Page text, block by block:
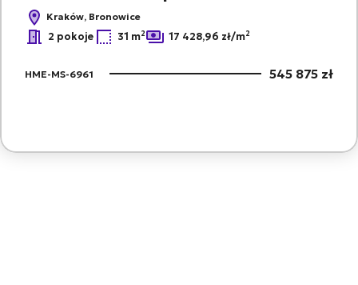
Kraków, Bronowice
2 pokoje 31 m2 17 428,96 zł/m2
HME-MS-6961 545 875 zł